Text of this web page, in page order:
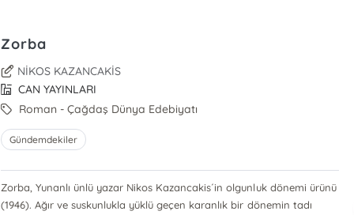
Zorba
NİKOS KAZANCAKİS
CAN YAYINLARI
Roman - Çağdaş Dünya Edebiyatı
Gündemdekiler
Zorba, Yunanlı ünlü yazar Nikos Kazancakis´in olgunluk dönemi ürünü
(1946). Ağır ve suskunlukla yüklü geçen karanlık bir dönemin tadı